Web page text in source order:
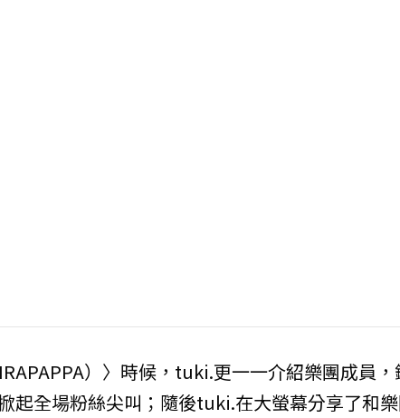
）〉時候，tuki.更一一介紹樂團成員，
起全場粉絲尖叫；隨後tuki.在大螢幕分享了和